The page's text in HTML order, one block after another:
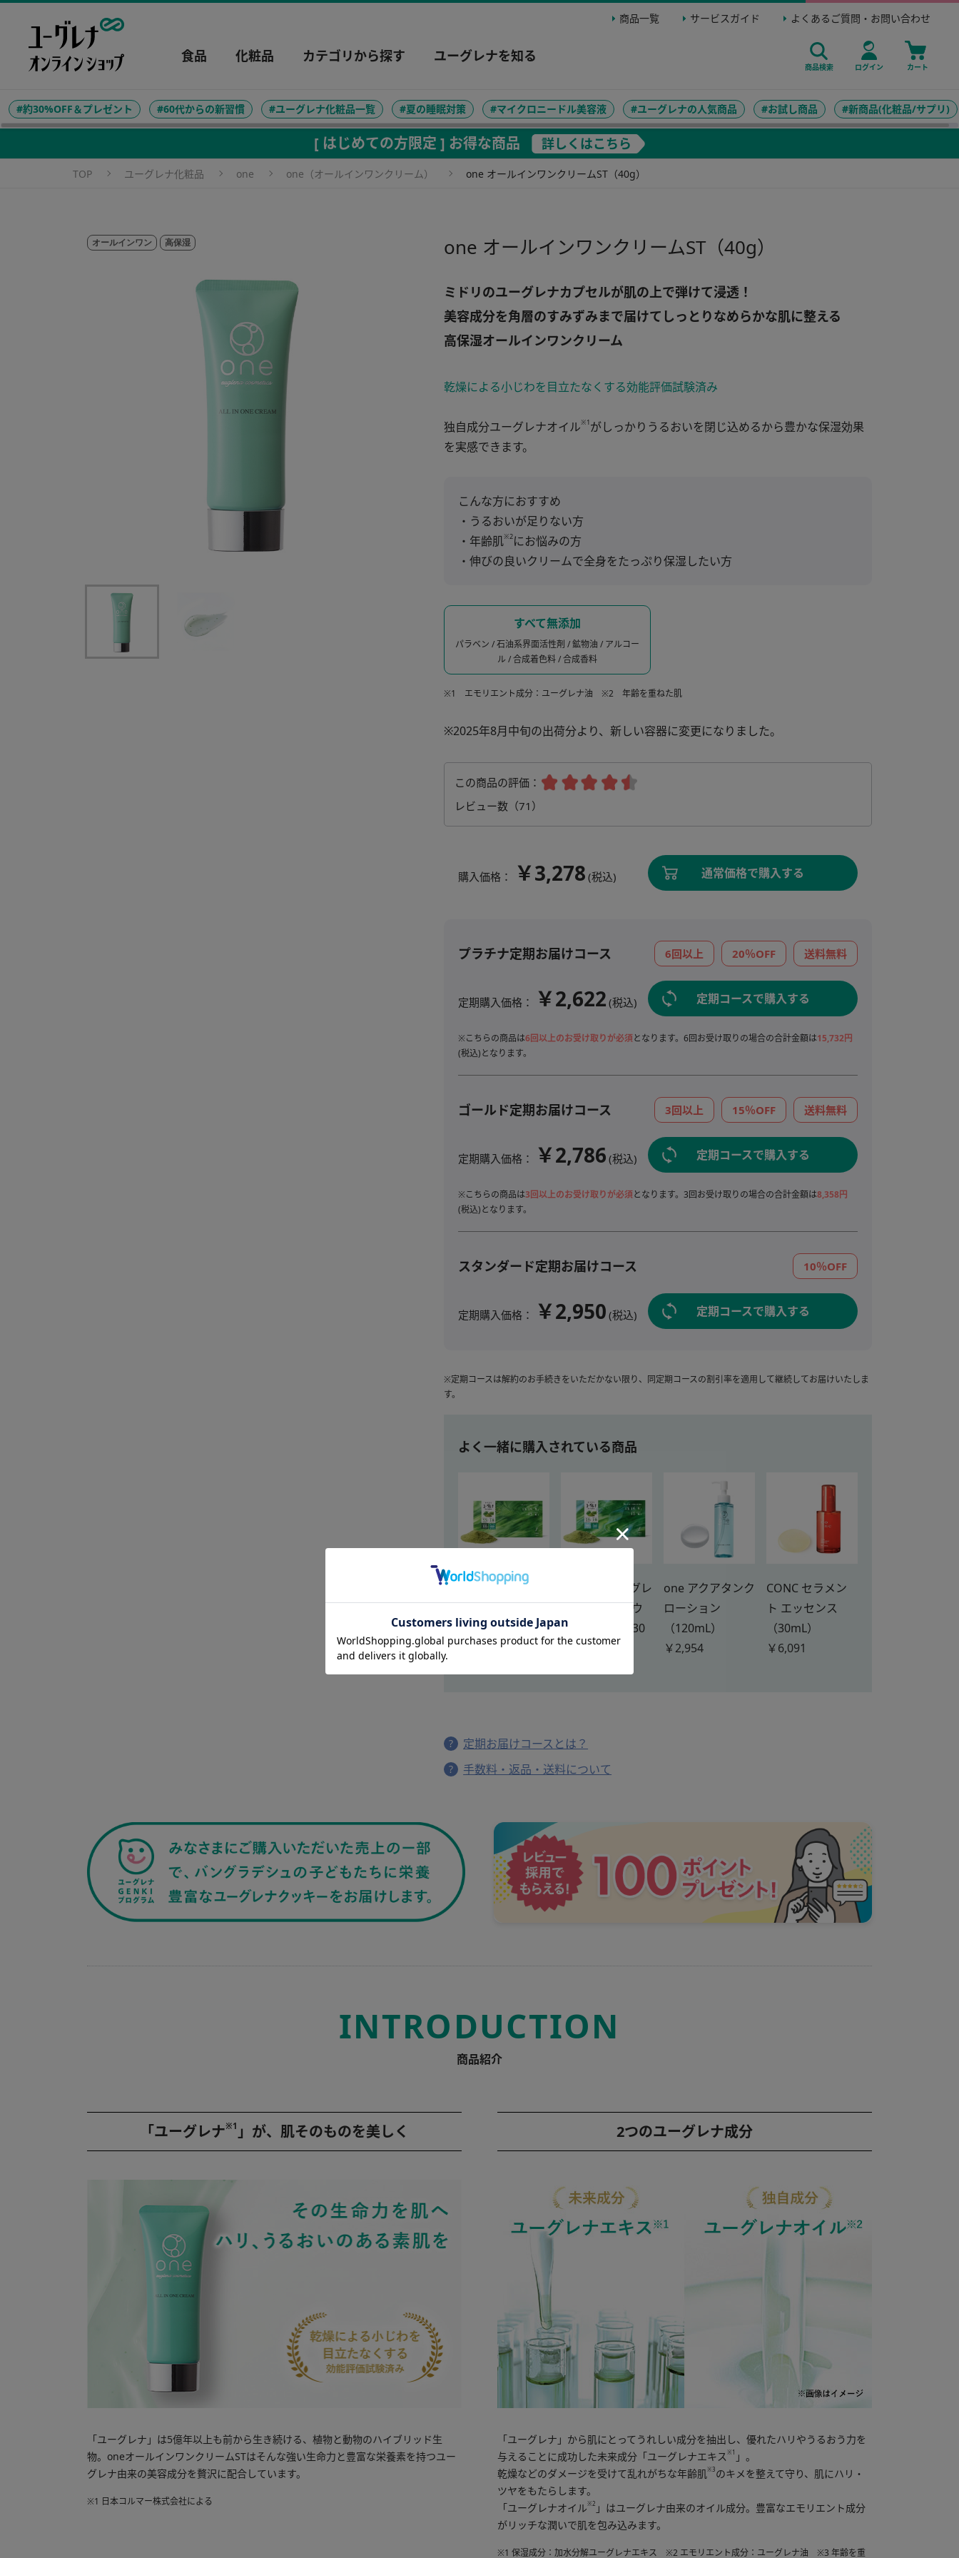
ログイン
商品検索 カート
[ はじめての方限定 ] お得な商品 詳しくはこちら
食品 化粧品 カテゴリから探す ユーグレナを知る
商品一覧 サービスガイド よくあるご質問・お問い合わせ
#約30%OFF＆プレゼント #60代からの新習慣 #ユーグレナ化粧品一覧 #夏の睡眠対策 #マイクロニードル美容液 #ユーグレナの人気商品 #お試し商品 #新商品(化粧品/サプリ)
ユーグレナ化粧品 one one（オールインワンクリーム） one オールインワンクリームST（40g）
オールインワン 高保湿 one オールインワンクリームST（40g）
ミドリのユーグレナカプセルが肌の上で弾けて浸透！
美容成分を角層のすみずみまで届けてしっとりなめらかな肌に整える
高保湿オールインワンクリーム
乾燥による小じわを目立たなくする効能評価試験済み
独自成分ユーグレナオイル※1がしっかりうるおいを閉じ込めるから豊かな保湿効果
を実感できます。
こんな方におすすめ
うるおいが足りない方
年齢肌※2にお悩みの方
伸びの良いクリームで全身をたっぷり保湿したい方
すべて無添加
パラベン / 石油系界面活性剤 / 鉱物油 / アルコー
ル / 合成着色料 / 合成香料
※1 エモリエント成分：ユーグレナ油 ※2 年齢を重ねた肌
※2025年8月中旬の出荷分より、新しい容器に変更になりました。
この商品の評価：
レビュー数（71 ）
購入価格： ￥3,278 (税込) 通常価格で購入する
プラチナ定期お届けコース 6回以上 20％OFF 送料無料
定期購入価格： ￥2,622 (税込) 定期コースで購入する
※こちらの商品は6回以上のお受け取りが必須となります。6回お受け取りの場合の合計金額は15,732円
(税込)となります。
ゴールド定期お届けコース 3回以上 15％OFF 送料無料
定期購入価格： ￥2,786 (税込) 定期コースで購入する
※こちらの商品は3回以上のお受け取りが必須となります。3回お受け取りの場合の合計金額は8,358円
(税込)となります。
スタンダード定期お届けコース 10％OFF
定期購入価格： ￥2,950 (税込) 定期コースで購入する
※定期コースは解約のお手続きをいただかない限り、同定期コースの割引率を適用して継続してお届けいたしま
す。
よく一緒に購入されている商品
からだにユーグレ
ナ グリーンパウ
ダー（30本）
￥4,990
からだにユーグレ
ナ グリーンパウ
ダー 乳酸菌（30
本）
one アクアタンク
ローション
（120mL）
￥2,954
CONC セラメン
ト エッセンス
（30mL）
￥6,091
定期お届けコースとは？
手数料・返品・送料について
INTRODUCTION
商品紹介
「ユーグレナ※1 」が、肌そのものを美しく
「ユーグレナ」は5億年以上も前から生き続ける、植物と動物のハイブリッド生
物。oneオールインワンクリームSTはそんな強い生命力と豊富な栄養素を持つユー
グレナ由来の美容成分を贅沢に配合しています。
※1 日本コルマー株式会社による
2つのユーグレナ成分
「ユーグレナ」から肌にとってうれしい成分を抽出し、優れたハリやうるおう力を
与えることに成功した未来成分「ユーグレナエキス※1 」。
乾燥などのダメージを受けて乱れがちな年齢肌※3のキメを整えて守り、肌にハリ・
ツヤをもたらします。
「ユーグレナオイル※2 」はユーグレナ由来のオイル成分。豊富なエモリエント成分
がリッチな潤いで肌を包み込みます。
※1 保湿成分：加水分解ユーグレナエキス ※2 エモリエント成分：ユーグレナ油 ※3 年齢を重